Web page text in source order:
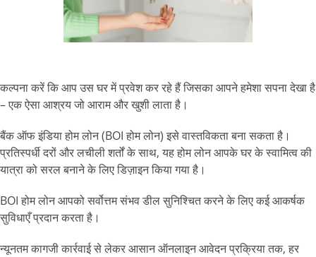
कल्पना करें कि आप उस घर में प्रवेश कर रहे हैं जिसका आपने हमेशा सपना देखा है
– एक ऐसा आश्रय जो आराम और खुशी लाता है।
बैंक ऑफ इंडिया होम लोन (BOI होम लोन) इसे वास्तविकता बना सकता है।
प्रतिस्पर्धी दरों और लचीली शर्तों के साथ, यह होम लोन आपके घर के स्वामित्व की
यात्रा को सरल बनाने के लिए डिज़ाइन किया गया है।
BOI होम लोन आपको सर्वोत्तम संभव डील सुनिश्चित करने के लिए कई आकर्षक
सुविधाएँ प्रदान करता है।
न्यूनतम कागजी कार्रवाई से लेकर आसान ऑनलाइन आवेदन प्रक्रिया तक, हर